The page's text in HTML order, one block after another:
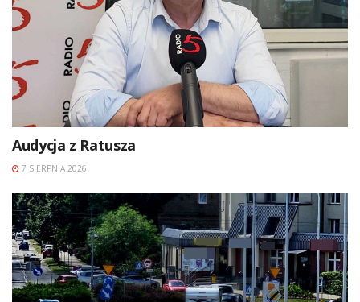
Audycja z Ratusza
7 SIERPNIA 2026